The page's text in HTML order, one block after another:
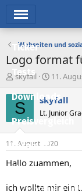
Ticker
Tests
Downloads
Preisvergleich
Forum
Aktuelles
Empfohlene
Webseiten und
Logo format
E
s
t
e
e
r
skyfall
E
s
t
e
l
t
a
11.
S skyfall
Lt. Junior
11. August 2020
Hallo zuammen,
ich wollte mir ein